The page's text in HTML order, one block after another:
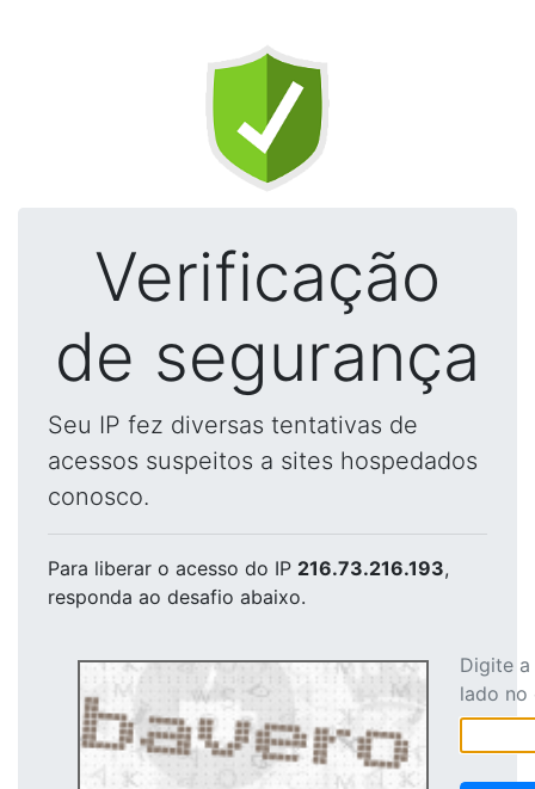
Verificação
de segurança
Seu IP fez diversas tentativas de
acessos suspeitos a sites hospedados
conosco.
Para liberar o acesso do IP 216.73.216.193,
responda ao desafio abaixo.
Digite
lado no